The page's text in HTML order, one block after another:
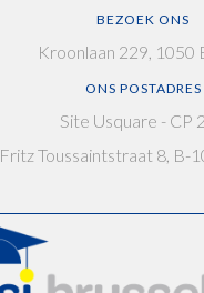
BEZOEK ONS
Kroonlaan 229, 1050
ONS POSTADRES
Site Usquare - CP
Fritz Toussaintstraat 8, B-